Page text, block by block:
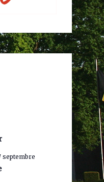
septembre